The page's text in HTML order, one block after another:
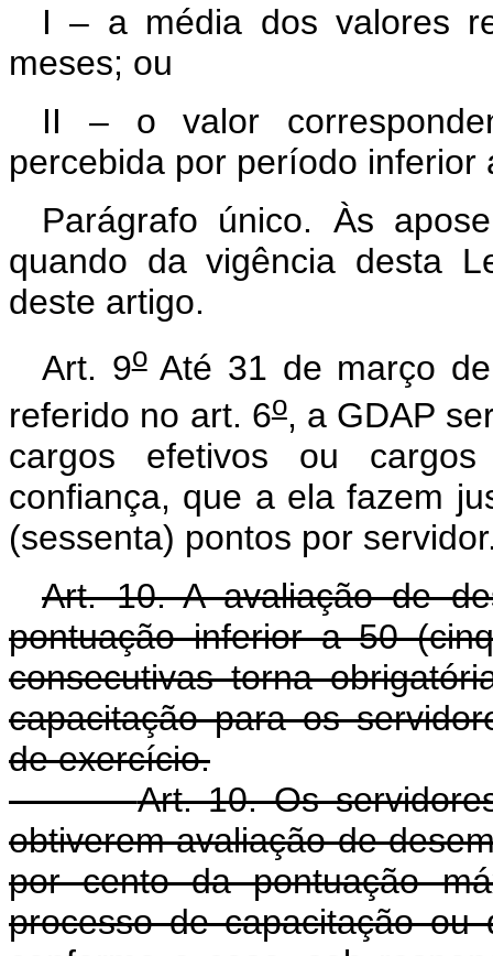
I – a média dos valores
meses; ou
II – o valor
percebida por período inferior
Parágrafo único. Às
quando da vigência desta
deste artigo.
Art. 9oAté 31 de março
referido no art. 6o, a GDAP
cargos efetivos ou
confiança, que a ela fazem
(sessenta) pontos por
Art. 10. A avaliação de
pontuação inferior a 50
consecutivas torna
capacitação para os
de exercício.
Art. 10. Os
obtiverem avaliação de
por cento da pontuação
processo de capacitação ou